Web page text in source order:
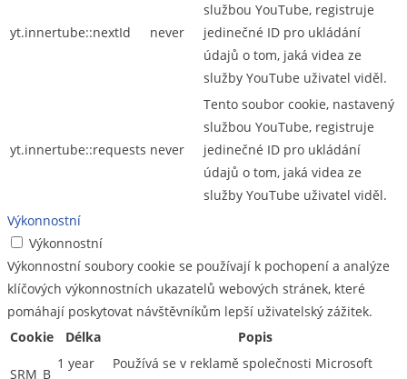
yt.innertube::nextId never
službou YouTube, registruje
jedinečné ID pro ukládání
údajů o tom, jaká videa ze
služby YouTube uživatel viděl.
yt.innertube::requests never
Tento soubor cookie, nastavený
službou YouTube, registruje
jedinečné ID pro ukládání
údajů o tom, jaká videa ze
služby YouTube uživatel viděl.
Výkonnostní
Výkonnostní
Výkonnostní soubory cookie se používají k pochopení a analýze
klíčových výkonnostních ukazatelů webových stránek, které
pomáhají poskytovat návštěvníkům lepší uživatelský zážitek.
Cookie
Délka Popis
SRM_B
1 year
Používá se v reklamě společnosti Microsoft